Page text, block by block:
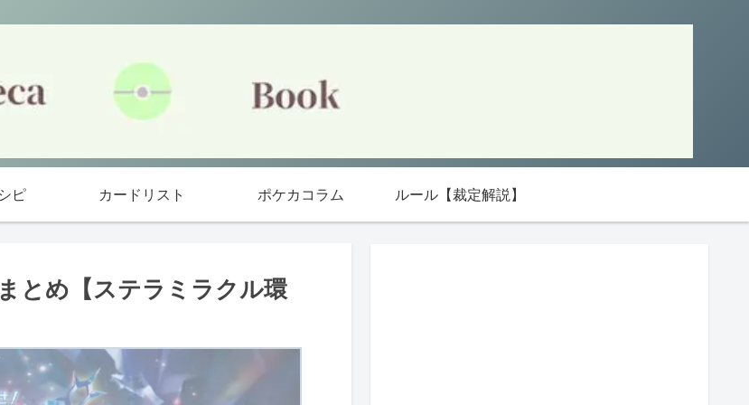
ピ カードリスト ポケカコラム ルール【裁定解説】
とめ【ステラミラクル環